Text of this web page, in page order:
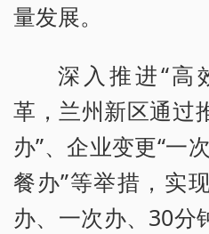
量发展。
深入推进“高
革，兰州新区通过
办”、企业变更“一
餐办”等举措，实
办、一次办、30分